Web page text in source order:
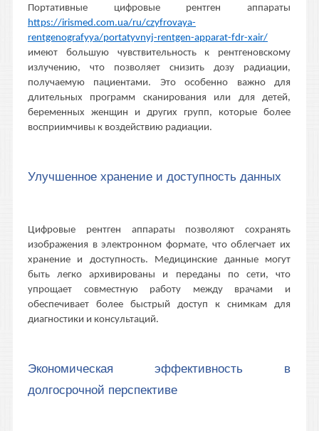
Портативные цифровые рентген аппараты
https://irismed.com.ua/ru/czyfrovaya-
rentgenografyya/portatyvnyj-rentgen-apparat-fdr-xair/
имеют большую чувствительность к рентгеновскому
излучению, что позволяет снизить дозу радиации,
получаемую пациентами. Это особенно важно для
длительных программ сканирования или для детей,
беременных женщин и других групп, которые более
восприимчивы к воздействию радиации.
Улучшенное хранение и доступность данных
Цифровые рентген аппараты позволяют сохранять
изображения в электронном формате, что облегчает их
хранение и доступность. Медицинские данные могут
быть легко архивированы и переданы по сети, что
упрощает совместную работу между врачами и
обеспечивает более быстрый доступ к снимкам для
диагностики и консультаций.
Экономическая эффективность в
долгосрочной перспективе